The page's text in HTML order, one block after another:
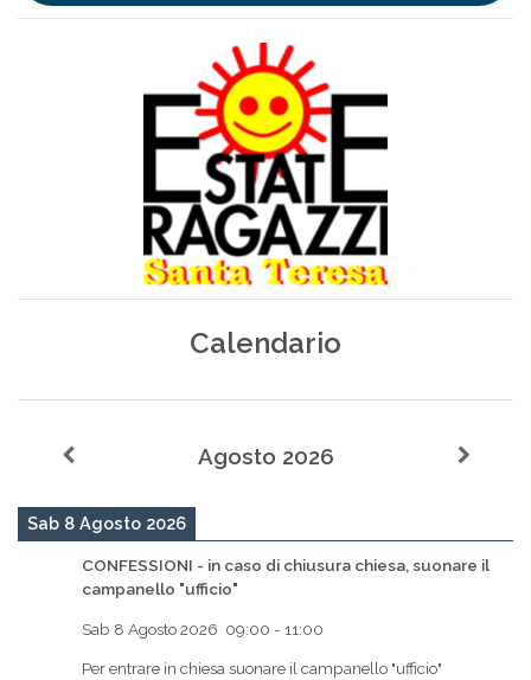
Calendario
Agosto 2026
Sab 8 Agosto 2026
CONFESSIONI - in caso di chiusura chiesa, suonare il
campanello "ufficio"
Sab 8 Agosto 2026 09:00 - 11:00
Per entrare in chiesa suonare il campanello "ufficio"